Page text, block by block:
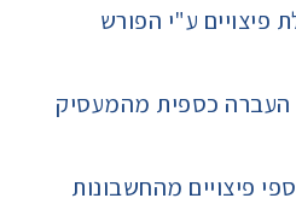
פיצויים ע"י הפורש
העברה כספית מהמעסיק
פיצויים מהחשבונות